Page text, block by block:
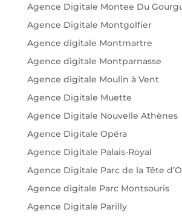
Agence Digitale Montee Du
Agence Digitale Montgolfier
Agence digitale Montmartre
Agence digitale Montparnasse
Agence digitale Moulin à Vent
Agence Digitale Muette
Agence Digitale Nouvelle Athènes
Agence Digitale Opéra
Agence Digitale Palais-Royal
Agence Digitale Parc de la Tête
Agence digitale Parc Montsouris
Agence Digitale Parilly